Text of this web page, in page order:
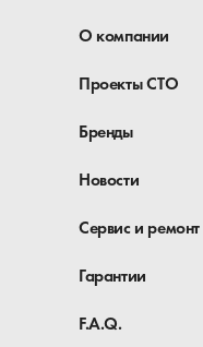
О компании
Проекты СТО
Бренды
Новости
Сервис и ремонт
Гарантии
F.A.Q.